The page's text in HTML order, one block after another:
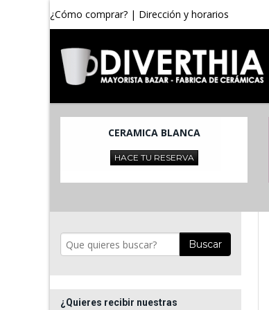
¿Cómo comprar? | Dirección y horarios
CERAMICA BLANCA
HACE TU RESERVA
Buscar
¿Quieres recibir nuestras